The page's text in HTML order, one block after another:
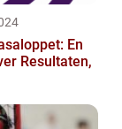
En
Resultaten,